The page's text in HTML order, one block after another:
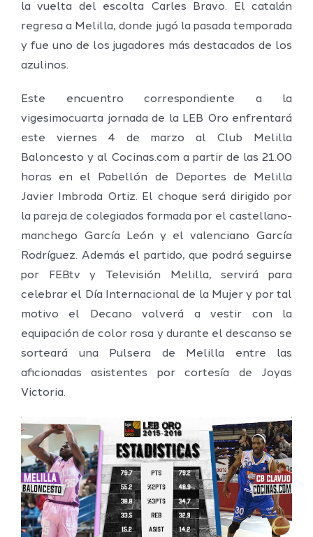
la vuelta del escolta Carles Bravo. El catalán
regresa a Melilla, donde jugó la pasada temporada
y fue uno de los jugadores más destacados de los
azulinos.
Este encuentro correspondiente a la
vigesimocuarta jornada de la LEB Oro enfrentará
este viernes 4 de marzo al Club Melilla
Baloncesto y al Cocinas.com a partir de las 21.00
horas en el Pabellón de Deportes de Melilla
Javier Imbroda Ortiz. El choque será dirigido por
la pareja de colegiados formada por el castellano-
manchego García León y el valenciano García
Rodríguez. Además el partido, que podrá seguirse
por FEBtv y Televisión Melilla, servirá para
celebrar el Día Internacional de la Mujer y por tal
motivo el Decano volverá a vestir con la
equipación de color rosa y durante el descanso se
sorteará una Pulsera de Melilla entre las
aficionadas asistentes por cortesía de Joyas
Victoria.